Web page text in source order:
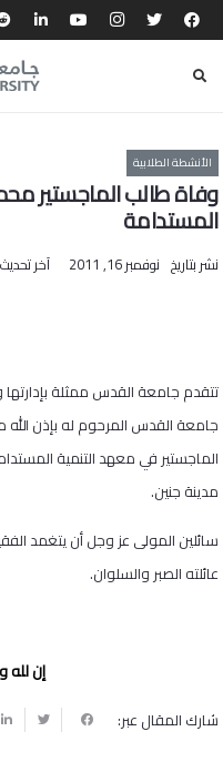
الأنشطة الطلابية
وفاة طالب الماجستير
المستدامة
نشر بتاريخ نوفمبر 16, 2011 آخر تحديث
تتقدم جامعة القدس ممثلة بإدارتها
الماجستير في معهد التنمية
مدينة جنين.
سائلين المولى عز وجل أن يتغمد
عائلته الصبر والسلوان.
إن لله
شارك المقال عبر: